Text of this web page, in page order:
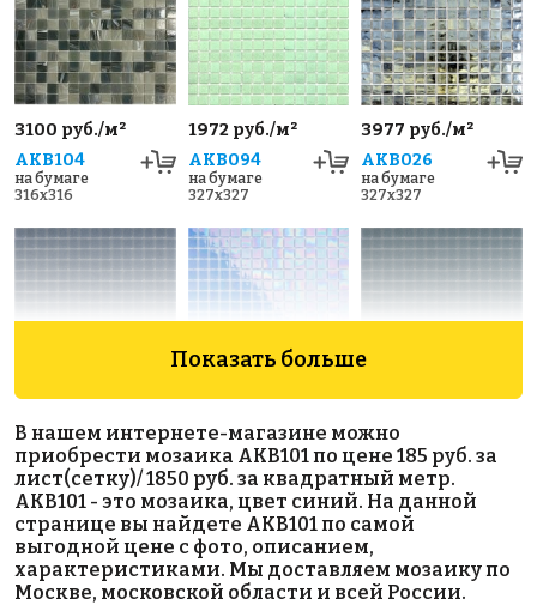
3100 руб./м²
AKB104
на бумаге
316x316
1972 руб./м²
AKB094
на бумаге
327x327
3977 руб./м²
AKB026
на бумаге
327x327
AKB082
на бумаге
327x327
AKB019
на бумаге
327x327
AKB083
на бумаге
327x327
Показать больше
В нашем интернете-магазине можно
приобрести мозаика AKB101 по цене 185 руб. за
лист(сетку)/ 1850 руб. за квадратный метр.
AKB101 - это мозаика, цвет синий. На данной
странице вы найдете AKB101 по самой
выгодной цене с фото, описанием,
характеристиками. Мы доставляем мозаику по
Москве, московской области и всей России.